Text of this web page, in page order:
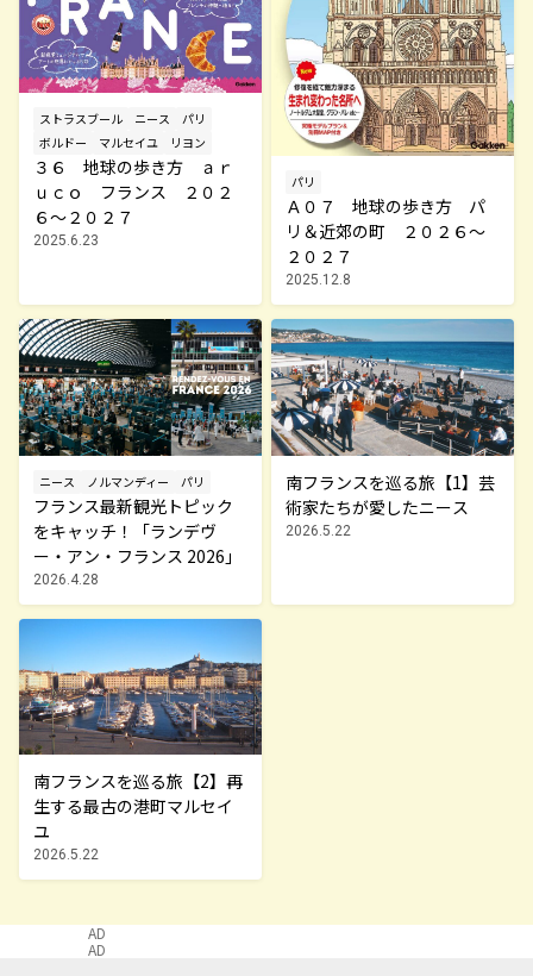
ストラスブール ニース
パリ
ボルドー
マルセイユ リヨン
３６ 地球の歩き方 ａｒ
ｕｃｏ フランス ２０２
６～２０２７
2025.6.23
パリ
Ａ０７ 地球の歩き方 パ
リ＆近郊の町 ２０２６～
２０２７
2025.12.8
ニース ノルマンディー パリ
フランス最新観光トピック
をキャッチ！「ランデヴ
ー・アン・フランス 2026」
2026.4.28
南フランスを巡る旅【1】芸
術家たちが愛したニース
2026.5.22
南フランスを巡る旅【2】再
生する最古の港町マルセイ
ユ
2026.5.22
AD
AD